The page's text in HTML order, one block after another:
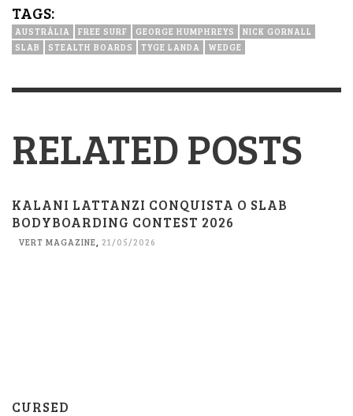
TAGS:
AUSTRÁLIA FREE SURF GEORGE HUMPHREYS
NICK GORNALL
SLAB
STEALTH BOARDS TYGE LANDA WEDGE
RELATED POSTS
KALANI LATTANZI CONQUISTA O SLAB
BODYBOARDING CONTEST 2026
VERT MAGAZINE 21/05/2026
CURSED